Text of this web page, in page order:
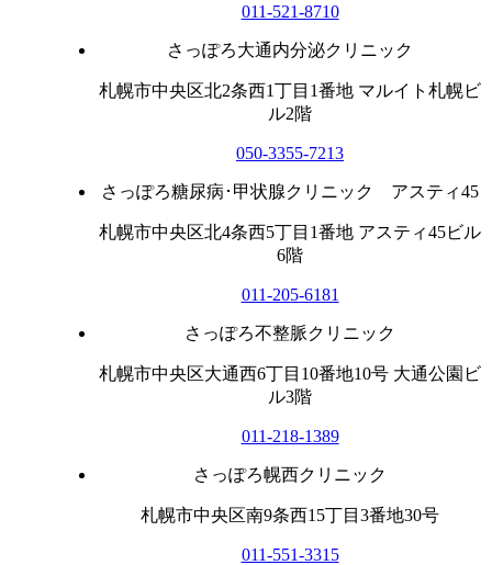
011-521-8710
さっぽろ大通内分泌クリニック
札幌市中央区北2条西1丁目1番地 マルイト札幌ビ
ル2階
050-3355-7213
さっぽろ糖尿病･甲状腺クリニック アスティ45
札幌市中央区北4条西5丁目1番地 アスティ45ビル
6階
011-205-6181
さっぽろ不整脈クリニック
札幌市中央区大通西6丁目10番地10号 大通公園ビ
ル3階
011-218-1389
さっぽろ幌西クリニック
札幌市中央区南9条西15丁目3番地30号
011-551-3315